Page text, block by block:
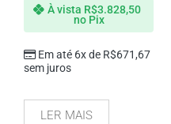
Em até 6x de R$671,67
sem juros
À vista R$3.828,50
no Pix
LER MAIS